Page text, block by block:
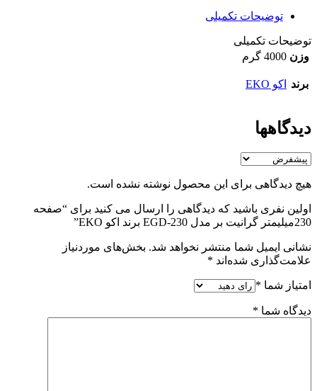
توضیحات تکمیلی
توضیحات تکمیلی
وزن 4000 گرم
برند اکو EKO
دیدگاهها
هیچ دیدگاهی برای این محصول نوشته نشده است.
اولین نفری باشید که دیدگاهی را ارسال می کنید برای “صفحه
230میلیمتر گرانیت بر مدل EGD-230 برند اکو EKO”
نشانی ایمیل شما منتشر نخواهد شد. بخش‌های موردنیاز
علامت‌گذاری شده‌اند *
امتیاز شما *
دیدگاه شما *